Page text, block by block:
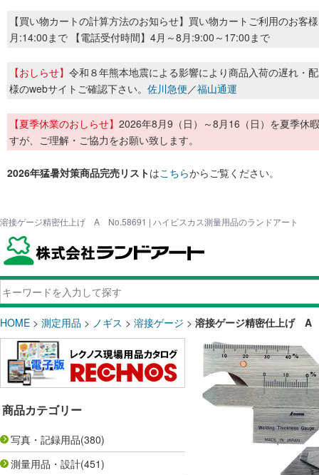
【買い物カートの計算方法のお知らせ】買い物カートご利用のお客
月:14:00まで 【電話受付時間】4月～8月:9:00～17:00まで
【おしらせ】 令和８年熊本地震による影響により商品入荷の遅れ・
様のwebサイトご確認下さい。 佐川急便／福山通運
【夏季休業のおしらせ】 2026年8月9（日）～8月16（日）を夏季休
すが、ご理解・ご協力をお願い致します。
2026年猛暑対策商品完売リストはこちらからご覧ください。
溶接ゲージ精密仕上げ A No.58691 | ハイビスカス測量用品のランドアート
HOME > 測定用品 > ノギス > 溶接ゲージ > 溶接ゲージ精密仕上げ
商品カテゴリー
写真・記録用品(380)
測量用品・設計(451)